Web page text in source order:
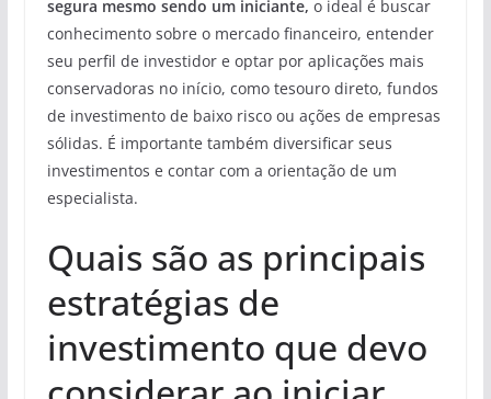
segura mesmo sendo um iniciante, o ideal é buscar
conhecimento sobre o mercado financeiro, entender
seu perfil de investidor e optar por aplicações mais
conservadoras no início, como tesouro direto, fundos
de investimento de baixo risco ou ações de empresas
sólidas. É importante também diversificar seus
investimentos e contar com a orientação de um
especialista.
Quais são as principais
estratégias de
investimento que devo